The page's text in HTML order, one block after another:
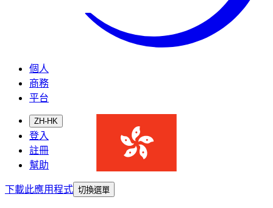
個人
商務
平台
ZH-HK
登入
註冊
幫助
下載此應用程式 切換選單